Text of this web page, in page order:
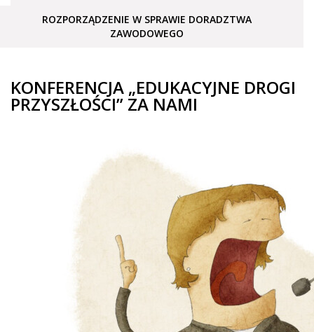
ROZPORZĄDZENIE W SPRAWIE DORADZTWA
ZAWODOWEGO
KONFERENCJA „EDUKACYJNE DROGI
PRZYSZŁOŚCI” ZA NAMI